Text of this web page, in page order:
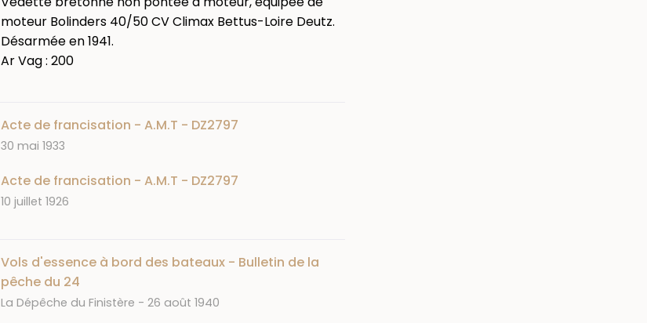
moteur Bolinders 40/50 CV Climax Bettus-Loire Deutz.
Désarmée en 1941.
Ar Vag : 200
Acte de francisation - A.M.T - DZ2797
Date
30 mai 1933
Acte de francisation - A.M.T - DZ2797
Date
10 juillet 1926
Vols d'essence à bord des bateaux - Bulletin de la
pêche du 24
Journal
La Dépêche du Finistère Date
26 août 1940